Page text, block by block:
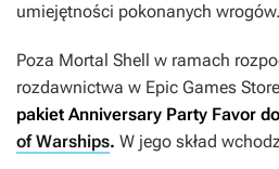
umiejętności pokonanych wrogów.
Poza Mortal Shell w ramach
rozdawnictwa w Epic Games Store
pakiet Anniversary Party Favor
of Warships. W jego skład